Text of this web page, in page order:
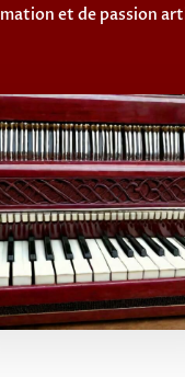
et de passion